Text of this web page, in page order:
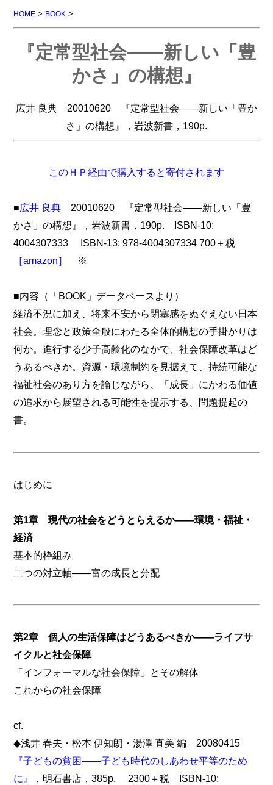
HOME > BOOK >
『定常型社会――新しい「豊
かさ」の構想』
広井 良典 20010620 『定常型社会――新しい「豊か
さ」の構想』，岩波新書，190p.
このＨＰ経由で購入すると寄付されます
■広井 良典 20010620 『定常型社会――新しい「豊
かさ」の構想』，岩波新書，190p. ISBN-10:
4004307333 ISBN-13: 978-4004307334 700＋税
［amazon］
※
■内容（「BOOK」データベースより）
経済不況に加え、将来不安から閉塞感をぬぐえない日本
社会。理念と政策全般にわたる全体的構想の手掛かりは
何か。進行する少子高齢化のなかで、社会保障改革はど
うあるべきか。資源・環境制約を見据えて、持続可能な
福祉社会のあり方を論じながら、「成長」にかわる価値
の追求から展望される可能性を提示する、問題提起の
書。
はじめに
第1章 現代の社会をどうとらえるか――環境・福祉・
経済
基本的枠組み
二つの対立軸――富の成長と分配
第2章 個人の生活保障はどうあるべきか――ライフサ
イクルと社会保障
「インフォーマルな社会保障」とその解体
これからの社会保障
cf.
◆浅井 春夫・松本 伊知朗・湯澤 直美 編 20080415
『子どもの貧困――子ども時代のしあわせ平等のため
に』
，明石書店，385p. 2300＋税 ISBN-10: